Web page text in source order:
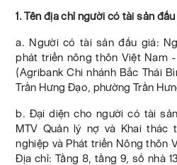
1. Tên địa chỉ người có tài sản
a. Người có tài sản đấu giá:
phát triển nông thôn Việt Nam
(Agribank Chi nhánh Bắc Thái
Trần Hưng Đạo, phường Trần
b. Đại diện cho người có tài
MTV Quản lý nợ và Khai thác
nghiệp và Phát triển Nông thôn
Địa chỉ: Tầng 8, tầng 9, số nhà